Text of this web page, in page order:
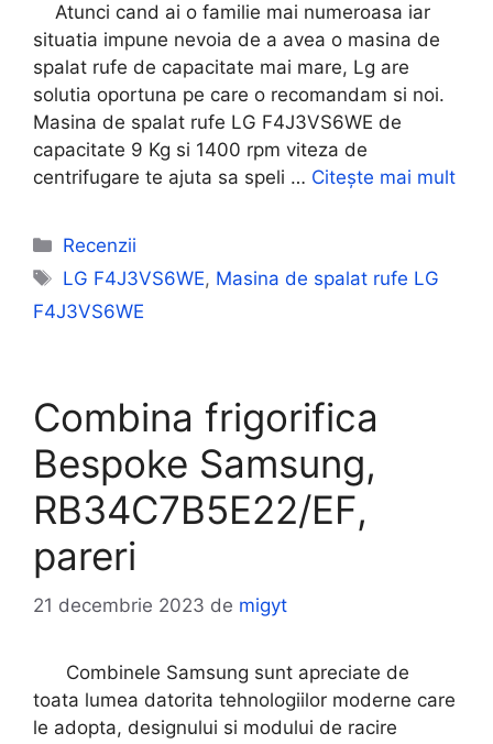
Atunci cand ai o familie mai numeroasa iar
situatia impune nevoia de a avea o masina de
spalat rufe de capacitate mai mare, Lg are
solutia oportuna pe care o recomandam si noi.
Masina de spalat rufe LG F4J3VS6WE de
capacitate 9 Kg si 1400 rpm viteza de
centrifugare te ajuta sa speli … Citește mai mult
Categorii
Recenzii
Etichete
LG F4J3VS6WE, Masina de spalat rufe LG
F4J3VS6WE
Combina frigorifica
Bespoke Samsung,
RB34C7B5E22/EF,
pareri
21 decembrie 2023 de migyt
Combinele Samsung sunt apreciate de
toata lumea datorita tehnologiilor moderne care
le adopta, designului si modului de racire